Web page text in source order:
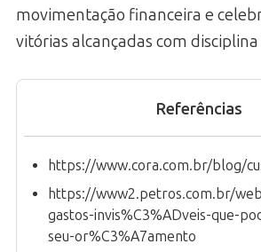
movimentação financeira e
vitórias alcançadas com
Referências
https://www.cora.com.br/blog/
https://www2.petros.com.br/
gastos-invis%C3%ADveis-que-
seu-or%C3%A7amento